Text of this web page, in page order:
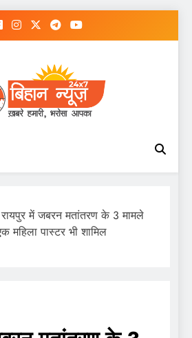
रायपुर में जबरन मतांतरण के 3 मामले
महिला पास्टर भी शामिल